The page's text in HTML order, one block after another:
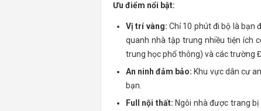
Ưu điểm nổi bật:
Vị trí vàng: Chỉ 10 phút đi bộ là bạn
quanh nhà tập trung nhiều tiện ích
trung học phổ thông) và các trường
An ninh đảm bảo: Khu vực dân cư
bạn.
Full nội thất: Ngôi nhà được trang